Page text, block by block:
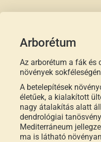
Arborétum
Az arborétum a fák és
növények
A betelepítések
életűek, a kialakított
nagy átalakítás alatt
dendrológiai
Mediterráneum
ma is látható